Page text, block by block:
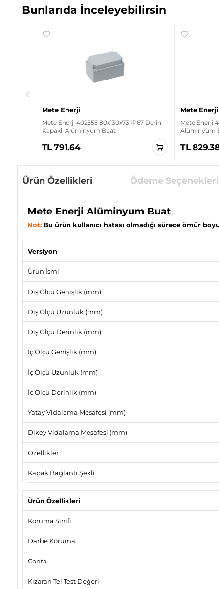
Bunlarıda İnceleyebilirsin
Mete Enerji
Mete Enerji 402555 80x130x73 IP67 Derin
Kapaklı Alüminyum Buat
TL 791.64
Mete Enerji
Mete Enerji
Alüminyum
TL
Ürün Özellikleri Ödeme Seçenekleri
Mete Enerji Alüminyum Buat
Not: Bu ürün kullanıcı hatası olmadığı sürece ömür
Versiyon
Ürün İsmi
Dış Ölçü Genişlik (mm)
Dış Ölçü Uzunluk (mm)
Dış Ölçü Derinlik (mm)
İç Ölçü Genişlik (mm)
İç Ölçü Uzunluk (mm)
İç Ölçü Derinlik (mm)
Yatay Vidalama Mesafesi (mm)
Dikey Vidalama Mesafesi (mm)
Özellikler
Kapak Bağlantı Şekli
Ürün Özellikleri
Koruma Sınıfı
Darbe Koruma
Conta
Kızaran Tel Test Değeri